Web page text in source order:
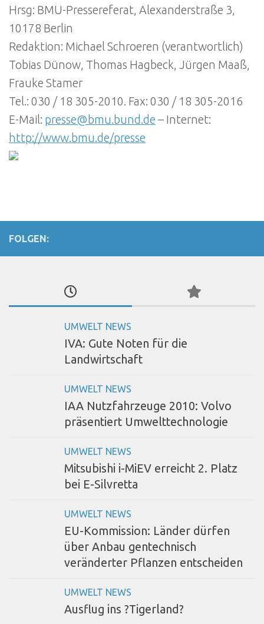
Hrsg: BMU-Pressereferat, Alexanderstraße 3,
10178 Berlin
Redaktion: Michael Schroeren (verantwortlich)
Tobias Dünow, Thomas Hagbeck, Jürgen Maaß,
Frauke Stamer
Tel.: 030 / 18 305-2010. Fax: 030 / 18 305-2016
E-Mail: presse@bmu.bund.de – Internet:
http://www.bmu.de/presse
FOLGEN:
UMWELT NEWS
IVA: Gute Noten für die
Landwirtschaft
UMWELT NEWS
IAA Nutzfahrzeuge 2010: Volvo
präsentiert Umwelttechnologie
UMWELT NEWS
Mitsubishi i-MiEV erreicht 2. Platz
bei E-Silvretta
UMWELT NEWS
EU-Kommission: Länder dürfen
über Anbau gentechnisch
veränderter Pflanzen entscheiden
UMWELT NEWS
Ausflug ins ?Tigerland?